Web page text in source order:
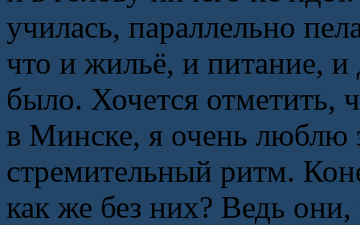
училась, параллельно
что и жильё, и питание,
было. Хочется отметить,
в Минске, я очень люблю
стремительный ритм.
как же без них? Ведь они,